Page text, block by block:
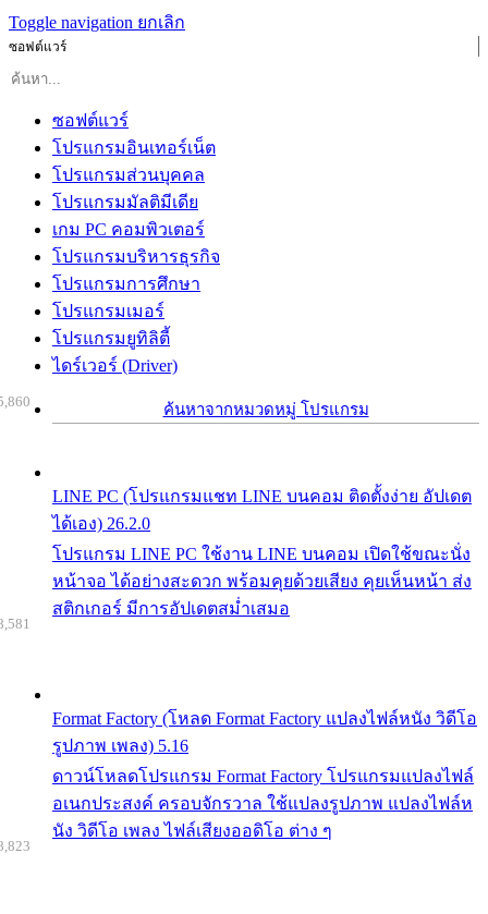
Toggle navigation ยกเลิก
ซอฟต์แวร์
ซอฟต์แวร์
โปรแกรมอินเทอร์เน็ต
โปรแกรมส่วนบุคคล
โปรแกรมมัลติมีเดีย
เกม PC คอมพิวเตอร์
โปรแกรมบริหารธุรกิจ
โปรแกรมการศึกษา
โปรแกรมเมอร์
โปรแกรมยูทิลิตี้
ไดร์เวอร์ (Driver)
ค้นหาจากหมวดหมู่ โปรแกรม
LINE PC (โปรแกรมแชท LINE บนคอม ติดตั้งง่าย อัปเดต
ได้เอง) 26.2.0
โปรแกรม LINE PC ใช้งาน LINE บนคอม เปิดใช้ขณะนั่ง
หน้าจอ ได้อย่างสะดวก พร้อมคุยด้วยเสียง คุยเห็นหน้า ส่ง
สติกเกอร์ มีการอัปเดตสม่ำเสมอ
Format Factory (โหลด Format Factory แปลงไฟล์หนัง วิดีโอ
รูปภาพ เพลง) 5.16
ดาวน์โหลดโปรแกรม Format Factory โปรแกรมแปลงไฟล์
อเนกประสงค์ ครอบจักรวาล ใช้แปลงรูปภาพ แปลงไฟล์ห
นัง วิดีโอ เพลง ไฟล์เสียงออดิโอ ต่าง ๆ